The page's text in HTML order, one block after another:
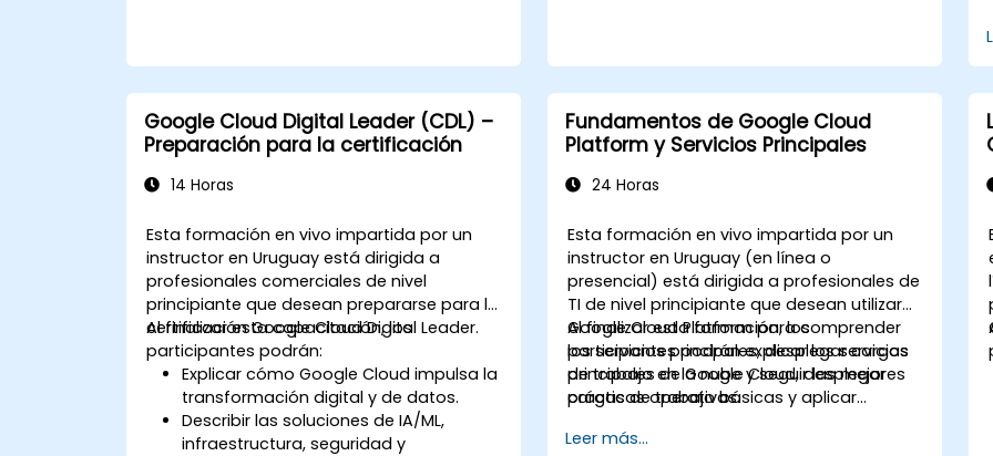
Google Cloud Digital Leader (CDL) –
Preparación para la certificación
14 Horas
Esta formación en vivo impartida por un
instructor en Uruguay está dirigida a
profesionales comerciales de nivel
principiante que desean prepararse para la
certificación Google Cloud Digital Leader.
Al finalizar esta capacitación, los
participantes podrán:
Explicar cómo Google Cloud impulsa la
transformación digital y de datos.
Describir las soluciones de IA/ML,
infraestructura, seguridad y
Fundamentos de Google Cloud
Platform y Servicios Principales
24 Horas
Esta formación en vivo impartida por un
instructor en Uruguay (en línea o
presencial) está dirigida a profesionales de
TI de nivel principiante que desean utilizar
Google Cloud Platform para comprender
los servicios principales, desplegar cargas
de trabajo en la nube y seguir las mejores
prácticas operativas.
Al finalizar esta formación, los
participantes podrán explicar los servicios
principales de Google Cloud, desplegar
cargas de trabajo básicas y aplicar
Leer más...